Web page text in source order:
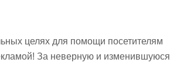
целях для помощи посетителям
За неверную и изменившуюся